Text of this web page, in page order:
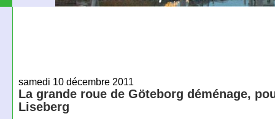
samedi 10 décembre 2011
La grande roue de Göteborg déménage,
Liseberg